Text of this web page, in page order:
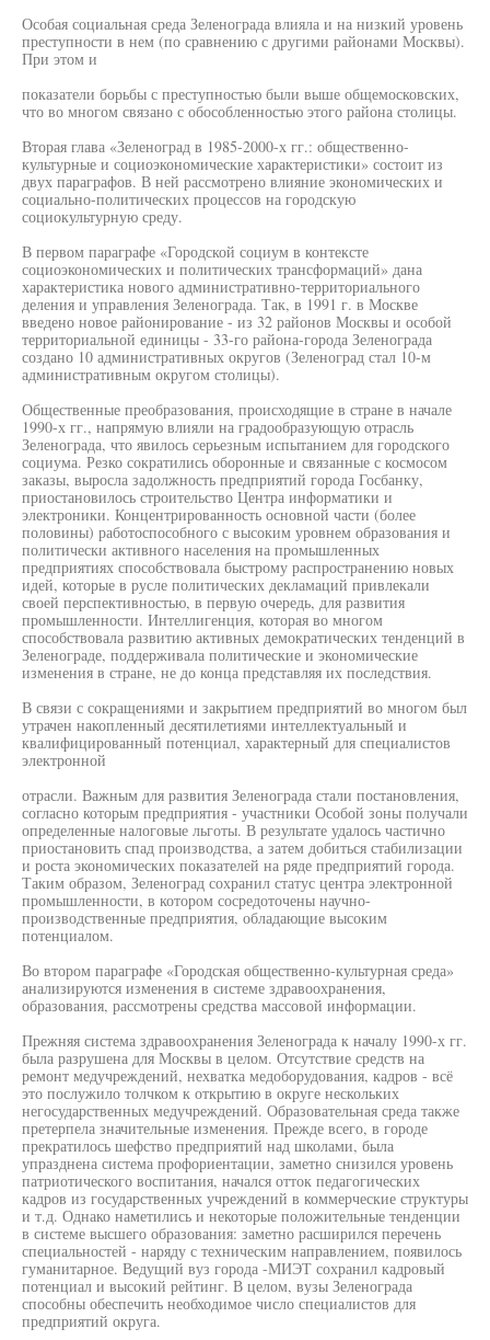
Особая социальная среда Зеленограда влияла и на низкий уровень
преступности в нем (по сравнению с другими районами Москвы).
При этом и
показатели борьбы с преступностью были выше общемосковских,
что во многом связано с обособленностью этого района столицы.
Вторая глава «Зеленоград в 1985-2000-х гг.: общественно-
культурные и социоэкономические характеристики» состоит из
двух параграфов. В ней рассмотрено влияние экономических и
социально-политических процессов на городскую
социокультурную среду.
В первом параграфе «Городской социум в контексте
социоэкономических и политических трансформаций» дана
характеристика нового административно-территориального
деления и управления Зеленограда. Так, в 1991 г. в Москве
введено новое районирование - из 32 районов Москвы и особой
территориальной единицы - 33-го района-города Зеленограда
создано 10 административных округов (Зеленоград стал 10-м
административным округом столицы).
Общественные преобразования, происходящие в стране в начале
1990-х гг., напрямую влияли на градообразующую отрасль
Зеленограда, что явилось серьезным испытанием для городского
социума. Резко сократились оборонные и связанные с космосом
заказы, выросла задолжность предприятий города Госбанку,
приостановилось строительство Центра информатики и
электроники. Концентрированность основной части (более
половины) работоспособного с высоким уровнем образования и
политически активного населения на промышленных
предприятиях способствовала быстрому распространению новых
идей, которые в русле политических декламаций привлекали
своей перспективностью, в первую очередь, для развития
промышленности. Интеллигенция, которая во многом
способствовала развитию активных демократических тенденций в
Зеленограде, поддерживала политические и экономические
изменения в стране, не до конца представляя их последствия.
В связи с сокращениями и закрытием предприятий во многом был
утрачен накопленный десятилетиями интеллектуальный и
квалифицированный потенциал, характерный для специалистов
электронной
отрасли. Важным для развития Зеленограда стали постановления,
согласно которым предприятия - участники Особой зоны получали
определенные налоговые льготы. В результате удалось частично
приостановить спад производства, а затем добиться стабилизации
и роста экономических показателей на ряде предприятий города.
Таким образом, Зеленоград сохранил статус центра электронной
промышленности, в котором сосредоточены научно-
производственные предприятия, обладающие высоким
потенциалом.
Во втором параграфе «Городская общественно-культурная среда»
анализируются изменения в системе здравоохранения,
образования, рассмотрены средства массовой информации.
Прежняя система здравоохранения Зеленограда к началу 1990-х гг.
была разрушена для Москвы в целом. Отсутствие средств на
ремонт медучреждений, нехватка медоборудования, кадров - всё
это послужило толчком к открытию в округе нескольких
негосударственных медучреждений. Образовательная среда также
претерпела значительные изменения. Прежде всего, в городе
прекратилось шефство предприятий над школами, была
упразднена система профориентации, заметно снизился уровень
патриотического воспитания, начался отток педагогических
кадров из государственных учреждений в коммерческие структуры
и т.д. Однако наметились и некоторые положительные тенденции
в системе высшего образования: заметно расширился перечень
специальностей - наряду с техническим направлением, появилось
гуманитарное. Ведущий вуз города -МИЭТ сохранил кадровый
потенциал и высокий рейтинг. В целом, вузы Зеленограда
способны обеспечить необходимое число специалистов для
предприятий округа.